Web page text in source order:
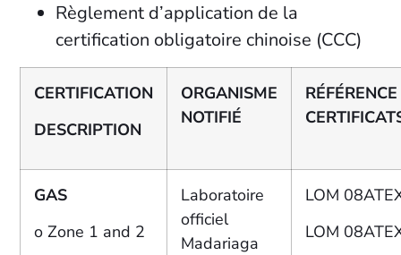
Règlement d’application de la
certification obligatoire chinoise (CCC)
CERTIFICATION
DESCRIPTION
ORGANISME
NOTIFIÉ
GAS
o Zone 1 and 2
Laboratoire
officiel
Madariaga
LOM
LOM